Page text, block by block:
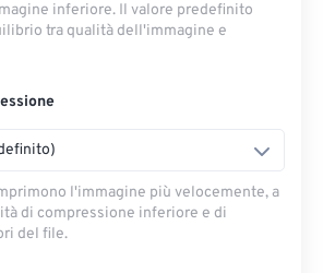
inferiore. Il valore predefinito
tra qualità dell'immagine e
l'immagine più velocemente, a
di compressione inferiore e di
del file.